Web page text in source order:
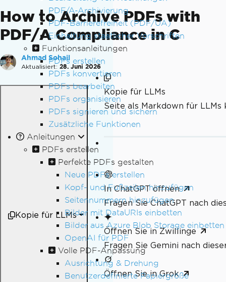
PDF/A-Archivierung
PDF-Barrierefreiheit (PDF/UA)
Einhaltung staatlicher Vorschriften
Funktionsanleitungen
PDFs erstellen
PDFs konvertieren
PDFs bearbeiten
PDFs organisieren
PDFs signieren und sichern
Zusätzliche Funktionen
Anleitungen
PDFs erstellen
Perfekte PDFs gestalten
Neue PDFs erstellen
Kopf- und Fußzeilen hinzufügen
Seitennummern hinzufügen
Bilder mit DataURIs einbetten
Bilder aus Azure Blob Storage einbetten
OpenAI für PDF
Volle PDF-Anpassung
Ausrichtung & Drehung
Benutzerdefinierte Papiergröße
How to Archive PDFs with
PDF/A Compliance in C
Ahmad Sohail
Aktualisiert: 28. Juni 2026
Kopie für LLMs
Kopie für LLMs
Seite als Markdown für LLMs
In ChatGPT öffnen
Fragen Sie ChatGPT nach
Öffnen Sie in Zwillinge
Fragen Sie Gemini nach
Öffnen Sie in Grok